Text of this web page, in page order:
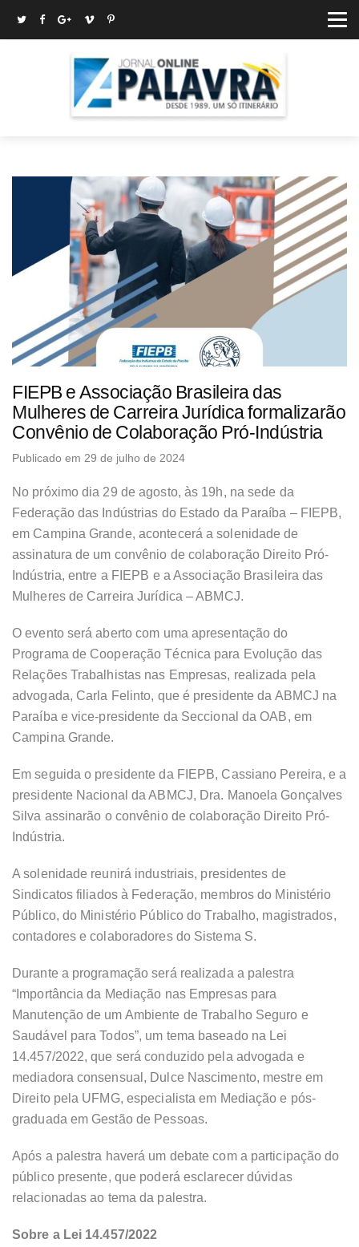
FIEPB e Associação Brasileira das
Mulheres de Carreira Jurídica formalizarão
Convênio de Colaboração Pró-Indústria
Publicado em 29 de julho de 2024
No próximo dia 29 de agosto, às 19h, na sede da
Federação das Indústrias do Estado da Paraíba – FIEPB,
em Campina Grande, acontecerá a solenidade de
assinatura de um convênio de colaboração Direito Pró-
Indústria, entre a FIEPB e a Associação Brasileira das
Mulheres de Carreira Jurídica – ABMCJ.
O evento será aberto com uma apresentação do
Programa de Cooperação Técnica para Evolução das
Relações Trabalhistas nas Empresas, realizada pela
advogada, Carla Felinto, que é presidente da ABMCJ na
Paraíba e vice-presidente da Seccional da OAB, em
Campina Grande.
Em seguida o presidente da FIEPB, Cassiano Pereira, e a
presidente Nacional da ABMCJ, Dra. Manoela Gonçalves
Silva assinarão o convênio de colaboração Direito Pró-
Indústria.
A solenidade reunirá industriais, presidentes de
Sindicatos filiados à Federação, membros do Ministério
Público, do Ministério Público do Trabalho, magistrados,
contadores e colaboradores do Sistema S.
Durante a programação será realizada a palestra
“Importância da Mediação nas Empresas para
Manutenção de um Ambiente de Trabalho Seguro e
Saudável para Todos”, um tema baseado na Lei
14.457/2022, que será conduzido pela advogada e
mediadora consensual, Dulce Nascimento, mestre em
Direito pela UFMG, especialista em Mediação e pós-
graduada em Gestão de Pessoas.
Após a palestra haverá um debate com a participação do
público presente, que poderá esclarecer dúvidas
relacionadas ao tema da palestra.
Sobre a Lei 14.457/2022